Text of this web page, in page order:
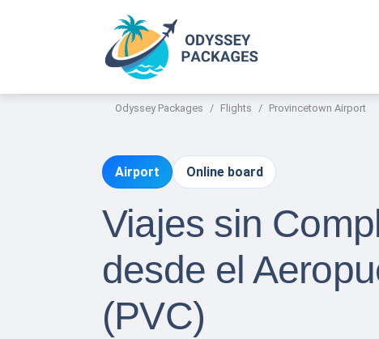
Odyssey Packages Flights Provincetown Airport
Airport Online board
Viajes sin
desde el
(PVC)